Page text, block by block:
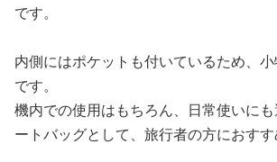
です。
内側にはポケットも付いているため、
です。
機内での使用はもちろん、日常使いに
ートバッグとして、旅行者の方におすす